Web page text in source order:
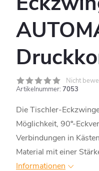
Nicht
Artikelnummer: 7053
Die Tischler-
Möglichkeit, 90º-
Verbindungen in
Material mit einer
Informationen